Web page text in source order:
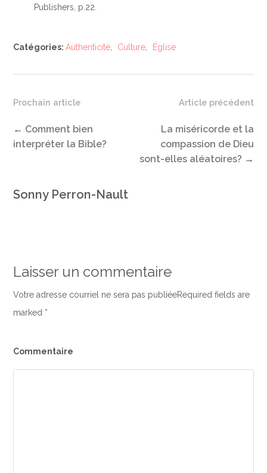
Publishers, p.22.
Catégories: Authenticité, Culture, Église
Article précédent
La miséricorde et la
compassion de Dieu
sont-elles aléatoires? →
Prochain article
← Comment bien
interpréter la Bible?
Sonny Perron-Nault
Laisser un commentaire
Votre adresse courriel ne sera pas publiéeRequired fields are
marked *
Commentaire